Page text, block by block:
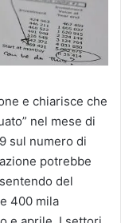
e chiarisce che
nel mese di
sul numero di
potrebbe
del
400 mila